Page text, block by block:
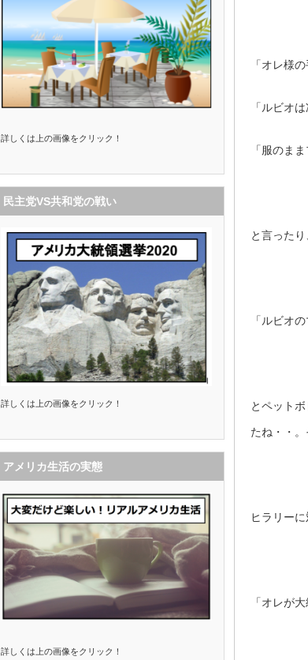
「オレ様
「ルビオ
「服のま
と言ったり
「ルビオの
とペット
たね・・
ヒラリーに
「オレが
詳しくは上の画像をクリック！
民主党VS共和党の戦い
詳しくは上の画像をクリック！
アメリカ生活の実態
詳しくは上の画像をクリック！